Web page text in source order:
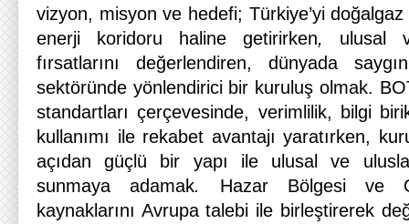
vizyon, misyon ve hedefi; Türkiye’yi
enerji koridoru haline getirirken, ulusal
fırsatlarını değerlendiren, dünyada
sektöründe yönlendirici bir kuruluş olmak.
standartları çerçevesinde, verimlilik, bilgi
kullanımı ile rekabet avantajı yaratırken,
açıdan güçlü bir yapı ile ulusal ve
sunmaya adamak.
Hazar Bölgesi ve
kaynaklarını Avrupa talebi ile birleştirerek